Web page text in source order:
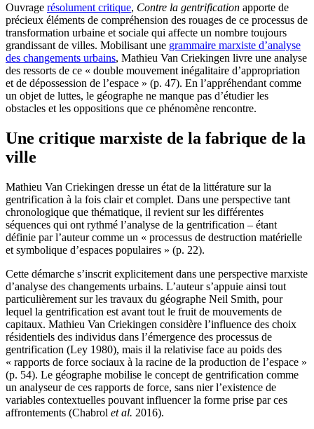
Ouvrage résolument critique, Contre la gentrification apporte de
précieux éléments de compréhension des rouages de ce processus de
transformation urbaine et sociale qui affecte un nombre toujours
grandissant de villes. Mobilisant une grammaire marxiste d’analyse
des changements urbains, Mathieu Van Criekingen livre une analyse
des ressorts de ce « double mouvement inégalitaire d’appropriation
et de dépossession de l’espace » (p. 47). En l’appréhendant comme
un objet de luttes, le géographe ne manque pas d’étudier les
obstacles et les oppositions que ce phénomène rencontre.
Une critique marxiste de la fabrique de la
ville
Mathieu Van Criekingen dresse un état de la littérature sur la
gentrification à la fois clair et complet. Dans une perspective tant
chronologique que thématique, il revient sur les différentes
séquences qui ont rythmé l’analyse de la gentrification – étant
définie par l’auteur comme un « processus de destruction matérielle
et symbolique d’espaces populaires » (p. 22).
Cette démarche s’inscrit explicitement dans une perspective marxiste
d’analyse des changements urbains. L’auteur s’appuie ainsi tout
particulièrement sur les travaux du géographe Neil Smith, pour
lequel la gentrification est avant tout le fruit de mouvements de
capitaux. Mathieu Van Criekingen considère l’influence des choix
résidentiels des individus dans l’émergence des processus de
gentrification (Ley 1980), mais il la relativise face au poids des
« rapports de force sociaux à la racine de la production de l’espace »
(p. 54). Le géographe mobilise le concept de gentrification comme
un analyseur de ces rapports de force, sans nier l’existence de
variables contextuelles pouvant influencer la forme prise par ces
affrontements (Chabrol et al. 2016).